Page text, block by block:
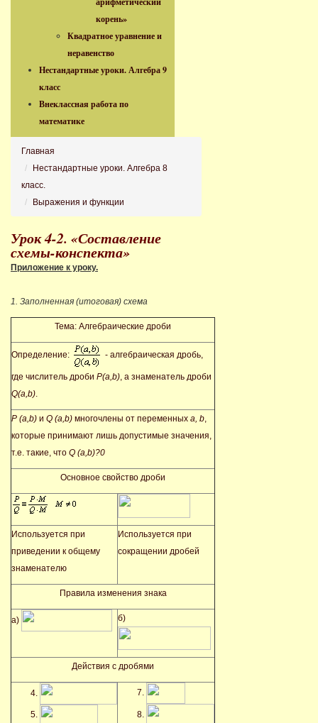
корень»
Квадратное уравнение и
неравенство
Нестандартные уроки. Алгебра 9
класс
Внеклассная работа по
математике
Главная
Нестандартные уроки. Алгебра 8
класс.
Выражения и функции
Урок 4-2. «Составление
схемы-конспекта»
Приложение к уроку.
1. Заполненная (итоговая) схема
Тема: Алгебраические дроби
Определение: - алгебраическая дробь,
где числитель дроби Р(a,b), а знаменатель дроби
Q(a,b).
P (a,b) и Q (a,b) многочлены от переменных a, b,
которые принимают лишь допустимые значения,
т.е. такие, что Q (a,b)?0
Основное свойство дроби
Используется при
приведении к общему
знаменателю
Используется при
сокращении дробей
Правила изменения знака
а) б)
Действия с дробями